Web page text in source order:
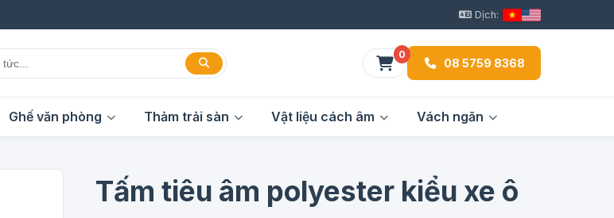
Dịch:
0
08 5759 8368
Ghế văn phòng Thảm trải sàn Vật liệu cách âm Vách ngăn
Tấm tiêu âm polyester kiểu xe ô